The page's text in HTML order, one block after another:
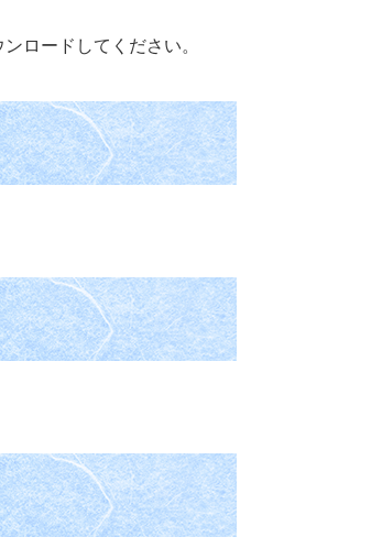
ロードしてください。